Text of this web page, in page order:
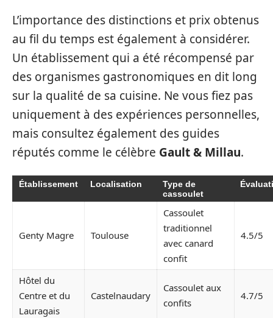
L’importance des distinctions et prix obtenus
au fil du temps est également à considérer.
Un établissement qui a été récompensé par
des organismes gastronomiques en dit long
sur la qualité de sa cuisine. Ne vous fiez pas
uniquement à des expériences personnelles,
mais consultez également des guides
réputés comme le célèbre Gault & Millau.
Établissement Localisation
Type de
cassoulet
Genty Magre Toulouse
Cassoulet
traditionnel
avec canard
confit
4.5/5
Hôtel du
Centre et du
Lauragais
Castelnaudary
Cassoulet aux
confits
4.7/5